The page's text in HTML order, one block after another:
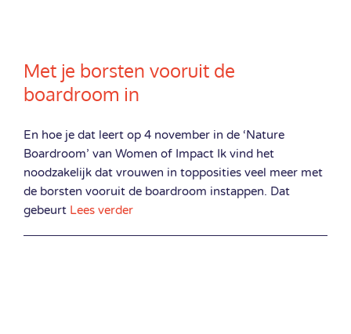
Met je borsten vooruit de
boardroom in
En hoe je dat leert op 4 november in de ‘Nature
Boardroom’ van Women of Impact Ik vind het
noodzakelijk dat vrouwen in topposities veel meer met
de borsten vooruit de boardroom instappen. Dat
gebeurt Lees verder